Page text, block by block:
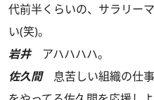
代前半くらいの、サラリー
い(笑)。
岩井アハハハハ。
佐久間息苦しい組織の仕事